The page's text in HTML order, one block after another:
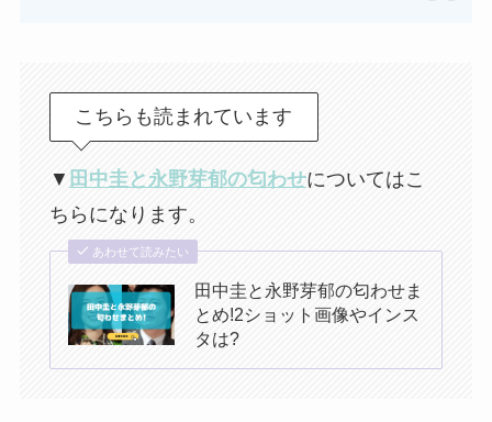
こちらも読まれています
▼ 田中圭と永野芽郁の匂わせについてはこ
ちらになります。
あわせて読みたい
田中圭と永野芽郁の匂わせま
とめ!2ショット画像やインス
タは?